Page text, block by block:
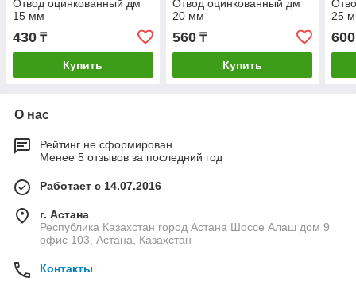
Отвод оцинкованный дм
15 мм
430 ₸
Купить
Отвод оцинкованный дм
20 мм
560₸
Купить
25
600
О нас
Рейтинг не сформирован
Менее 5 отзывов за последний год
Работает с 14.07.2016
г. Астана
Республика Казахстан город Астана Шоссе Алаш дом 9
офис 103, Астана, Казахстан
Контакты